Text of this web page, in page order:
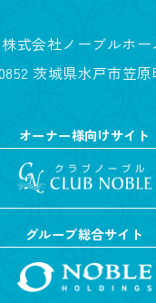
株式会社ノーブルホー
茨城県水戸市笠原
オーナー様向けサイト
グループ総合サイト